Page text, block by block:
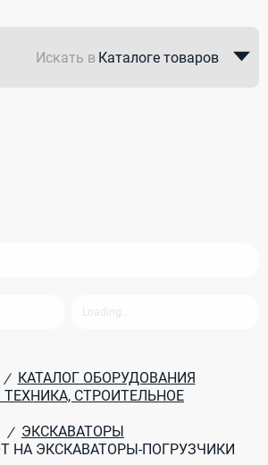
Искать в Каталоге товаров
/ КАТАЛОГ ОБОРУДОВАНИЯ
СТРОИТЕЛЬНОЕ
/ ЭКСКАВАТОРЫ
НА ЭКСКАВАТОРЫ-ПОГРУЗЧИКИ